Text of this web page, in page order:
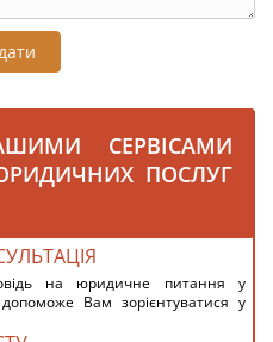
СЕРВІСАМИ
ПОСЛУГ
на юридичне питання у
Вам зорієнтуватися у